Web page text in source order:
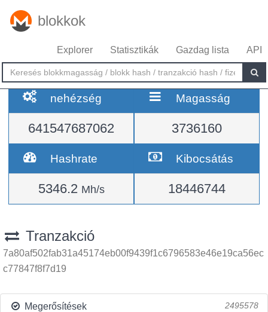
blokkok
Explorer Statisztikák Gazdag lista API
nehézség
641547687062
Magasság
3736160
Hashrate
5346.2 Mh/s
Kibocsátás
18446744
Tranzakció
7a80af502fab31a45174eb00f9439f1c6796583e46e19ca56ec
c77847f8f7d19
Megerősítések 2495578